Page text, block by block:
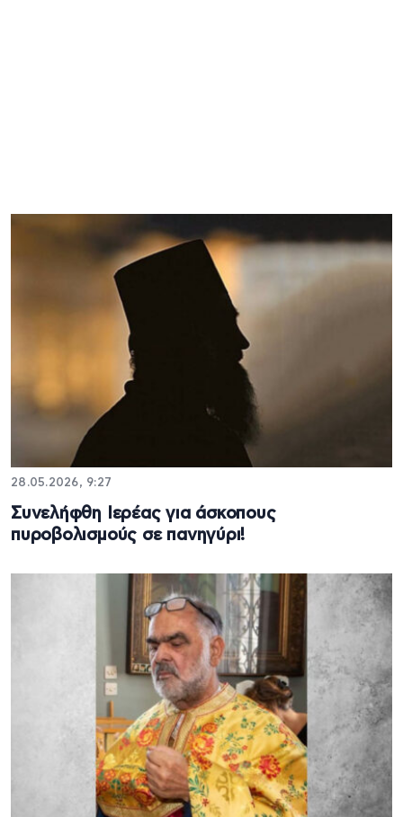
28.05.2026, 9:27
Συνελήφθη Ιερέας για άσκοπους
πυροβολισμούς σε πανηγύρι!